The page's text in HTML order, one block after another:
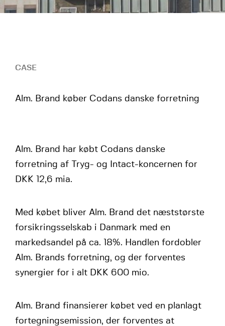
CASE
Alm. Brand køber Codans danske forretning
Alm. Brand har købt Codans danske
forretning af Tryg- og Intact-koncernen for
DKK 12,6 mia.
Med købet bliver Alm. Brand det næststørste
forsikringsselskab i Danmark med en
markedsandel på ca. 18%. Handlen fordobler
Alm. Brands forretning, og der forventes
synergier for i alt DKK 600 mio.
Alm. Brand finansierer købet ved en planlagt
fortegningsemission, der forventes at